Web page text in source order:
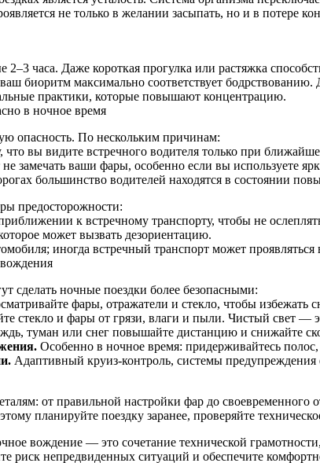
не только в желании засыпать, но и в потере
часа. Даже короткая прогулка или растяжка
биоритм максимально соответствует
практики, которые повышают концентрацию.
в ночное время
опасность. По нескольким причинам:
что вы видите встречного водителя только при
замечать ваши фары, особенно если вы используете
большинство водителей находятся в состоянии
предосторожности:
к встречному транспорту, чтобы не
может вызвать дезориентацию.
иногда встречный транспорт может проявляться
сделать ночные поездки более безопасными:
фары, отражатели и стекло, чтобы избежать
стекло и фары от грязи, влаги и пыли. Чистый свет —
туман или снег повышайте дистанцию и снижайте
Особенно в ночное время: придерживайтесь
Адаптивный круиз-контроль, системы
от правильной настройки фар до
планируйте поездку заранее, проверяйте
вождение — это сочетание технической
риск непредвиденных ситуаций и обеспечите